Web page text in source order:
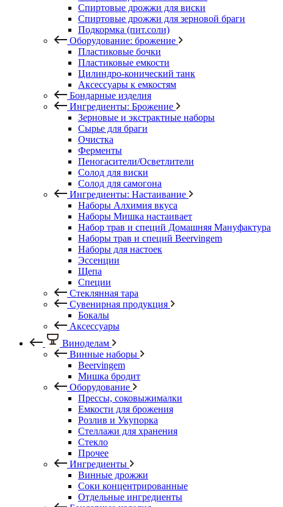
Спиртовые дрожжи для виски
Спиртовые дрожжи для зерновой браги
Подкормка (пит.соли)
Оборудование: брожение
Пластиковые бочки
Пластиковые емкости
Цилиндро-конический танк
Аксессуары к емкостям
Бондарные изделия
Ингредиенты: Брожение
Зерновые и экстрактные наборы
Сырье для браги
Очистка
Ферменты
Пеногасители/Осветлители
Солод для виски
Солод для самогона
Ингредиенты: Настаивание
Наборы Алхимия вкуса
Наборы Мишка настаивает
Набор трав и специй Домашняя Мануфактура
Наборы трав и специй Beervingem
Наборы для настоек
Эссенции
Щепа
Специи
Стеклянная тара
Сувенирная продукция
Бокалы
Аксессуары
Виноделам
Винные наборы
Beervingem
Мишка бродит
Оборудование
Прессы, соковыжималки
Емкости для брожения
Розлив и Укупорка
Стеллажи для хранения
Стекло
Прочее
Ингредиенты
Винные дрожжи
Соки концентрированные
Отдельные ингредиенты